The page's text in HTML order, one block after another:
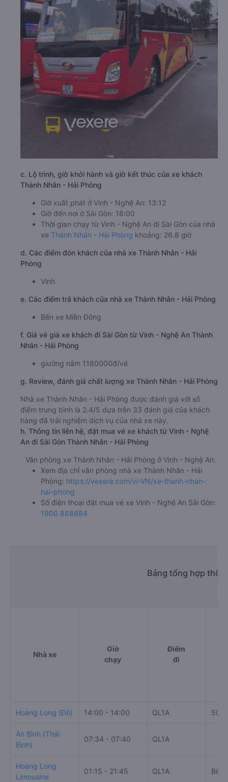
c. Lộ trình, giờ khởi hành và giờ kết thúc của xe khách
Thành Nhân - Hải Phòng
Giờ xuất phát ở Vinh - Nghệ An: 13:12
Giờ đến nơi ở Sài Gòn: 16:00
Thời gian chạy từ Vinh - Nghệ An đi Sài Gòn của nhà
xe Thành Nhân - Hải Phòng khoảng: 26.8 giờ
d. Các điểm đón khách của nhà xe Thành Nhân - Hải
Phòng
Vinh
e. Các điểm trả khách của nhà xe Thành Nhân - Hải Phòng
Bến xe Miền Đông
f. Giá vé giá xe khách đi Sài Gòn từ Vinh - Nghệ An Thành
Nhân - Hải Phòng
giường nằm 1180000đ/vé
g. Review, đánh giá chất lượng xe Thành Nhân - Hải Phòng
Nhà xe Thành Nhân - Hải Phòng được đánh giá với số
điểm trung bình là 2.4/5 dựa trên 33 đánh giá của khách
hàng đã trải nghiệm dịch vụ của nhà xe này.
h. Thông tin liên hệ, đặt mua vé xe khách từ Vinh - Nghệ
An đi Sài Gòn Thành Nhân - Hải Phòng
Văn phòng xe Thành Nhân - Hải Phòng ở Vinh - Nghệ An:
Xem địa chỉ văn phòng nhà xe Thành Nhân - Hải
Phòng: https://vexere.com/vi-VN/xe-thanh-nhan-
hai-phong
Số điện thoại đặt mua vé xe Vinh - Nghệ An Sài Gòn:
1900 888684
Bảng tổng hợp
Nhà xe
Giờ
chạy
Điểm
đi
Hoàng Long (Đỏ) 14:00 - 14:00 QL1A 501
An Bình (Thái
Bình)
07:34 - 07:40 QL1A
Hoàng Long
Limousine
01:15 - 21:45 QL1A Bến